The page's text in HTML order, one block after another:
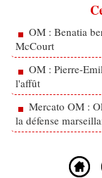
OM : Benatia
McCourt
OM : Pierre-
l'affût
Mercato OM :
la défense